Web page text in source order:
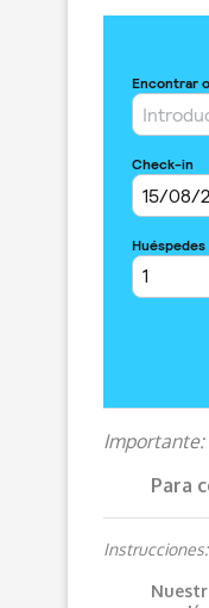
Importante:
Para
Instrucciones: